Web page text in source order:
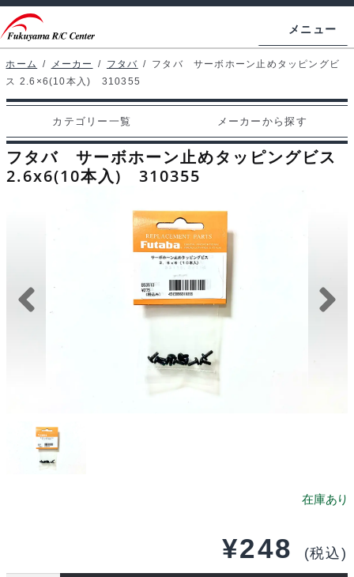
ビ
ゲ
ー
シ
ン
へ
ン
テ
ン
ツ
ス
キ
メニュー
ホームページ
マイアカウント
カート
支払い
お問い合わせ
ホーム / メーカー / フタバ / フタバ サーボホーン止めタッピングビ
ス 2.6×6(10本入) 310355
カテゴリー一覧 メーカーから探す
フタバ サーボホーン止めタッピングビス
2.6x6(10本入) 310355
¥248 (税込)